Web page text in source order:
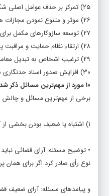
۲۵) تمرکز بر حذف عوامل اصلی شکل گیری جرایم و دعاوی
۲۶) موثر و متنوع نمودن مجازات ها متناسب با نوع جرایم
۲۷) توسعه سازوکارهای مکمل برای ترغیب زندانیان به سبک زندگی متعالی
۲۸) ارتقاء نظام حمایت و مراقبت پس از خروج محکومان از زندان
۲۹) ترغیب اشخاص به تبدیل معاملات عادی به اسناد رسمی
۳۰) افزایش صدور اسناد حدنگاری شده
۱۰ مورد از مهم‌ترین مسائل ذکر شده در سند تحول به همراه راه‌حل آن
برخی از مهم‌ترین مسائل و چالش
۱) اشتباه یا ضعیف بودن بخشی از آرا و تصمیمات قضائی
• توضیح مسئله: آرای قضائی
نوع رأی صادر کرد اگر برای همان
و پیامدهای مسئله: آرای ضعیف